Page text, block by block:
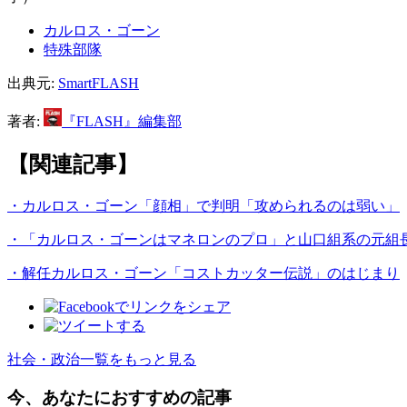
カルロス・ゴーン
特殊部隊
出典元: SmartFLASH
著者: 『FLASH』編集部
【関連記事】
・カルロス・ゴーン「顔相」で判明「攻められるのは弱い」
・「カルロス・ゴーンはマネロンのプロ」と山口組系の元組
・解任カルロス・ゴーン「コストカッター伝説」のはじまり
社会・政治一覧をもっと見る
今、あなたにおすすめの記事